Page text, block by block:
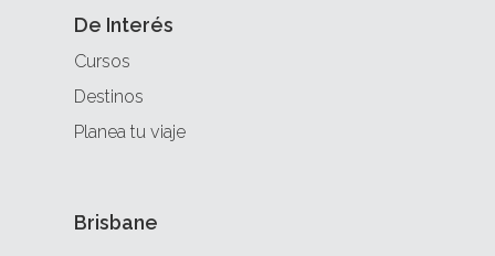
De Interés
Cursos
Destinos
Planea tu viaje
Brisbane